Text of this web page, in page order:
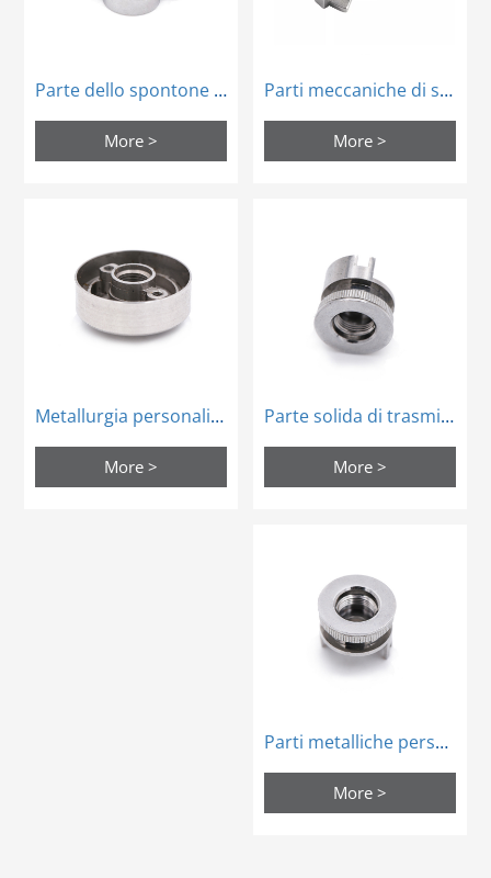
Parte dello spontone di metallurgia della polvere del forno di sinterizzazione dell'azienda di industria di sicurezza
More >
Parti meccaniche di sinterizzazione dello stampaggio ad iniezione del metallo di tipo speciale
More >
Metallurgia personalizzata della polvere di Mim Small Metal
More >
Parte solida di trasmissione dell'acciaio del metallo di Mim di alta precisione
More >
Parti metalliche personalizzate del processo di stampaggio ad iniezione del metallo della fabbrica di ODM MIM
More >